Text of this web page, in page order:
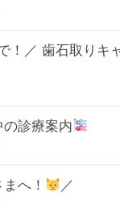
！／ 歯石取りキ
の診療案内
へ！ ／